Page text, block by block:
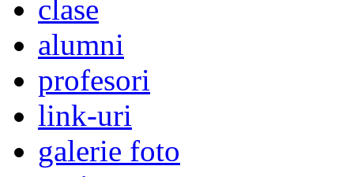
clase
alumni
profesori
link-uri
galerie foto